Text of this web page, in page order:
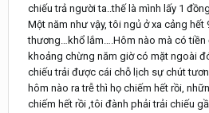
chiếu trả người ta..thế là mình lấy 1
Một năm như vậy, tôi ngủ ở xa cảng
thương…khổ lắm….Hôm nào mà có tiền
khoảng chừng năm giờ có mặt ngoài
chiếu trải được cái chỗ lịch sự chút
hôm nào ra trễ thì họ chiếm hết rồi,
chiếm hết rồi ,tôi đành phải trải chiếu